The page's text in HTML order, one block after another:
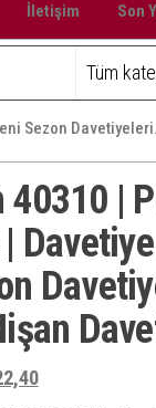
İletişim Son
Sezon
40310 |
Şu